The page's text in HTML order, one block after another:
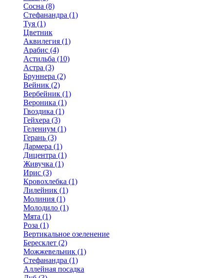
Сосна (8)
Стефанандра (1)
Туя (1)
Цветник
Аквилегия (1)
Арабис (4)
Астильба (10)
Астра (3)
Бруннера (2)
Вейник (2)
Вербейник (1)
Вероника (1)
Гвоздика (1)
Гейхера (3)
Гелениум (1)
Герань (3)
Дармера (1)
Дицентра (1)
Живучка (1)
Ирис (3)
Кровохлебка (1)
Лилейник (1)
Молиния (1)
Молодило (1)
Мята (1)
Роза (1)
Вертикальное озеленение
Бересклет (2)
Можжевельник (1)
Стефанандра (1)
Аллейная посадка